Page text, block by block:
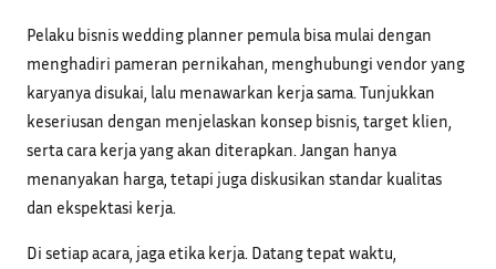
Pelaku bisnis wedding planner pemula bisa mulai dengan
menghadiri pameran pernikahan, menghubungi vendor yang
karyanya disukai, lalu menawarkan kerja sama. Tunjukkan
keseriusan dengan menjelaskan konsep bisnis, target klien,
serta cara kerja yang akan diterapkan. Jangan hanya
menanyakan harga, tetapi juga diskusikan standar kualitas
dan ekspektasi kerja.
Di setiap acara, jaga etika kerja. Datang tepat waktu,